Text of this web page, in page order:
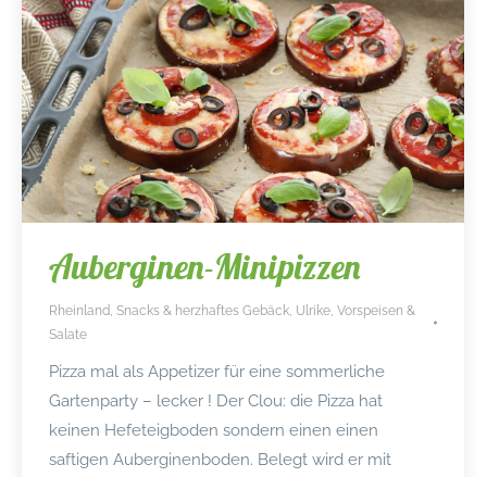
Auberginen-Minipizzen
Rheinland Snacks & herzhaftes Gebäck Ulrike Vorspeisen &
Salate
Pizza mal als Appetizer für eine sommerliche
Gartenparty – lecker ! Der Clou: die Pizza hat
keinen Hefeteigboden sondern einen einen
saftigen Auberginenboden. Belegt wird er mit